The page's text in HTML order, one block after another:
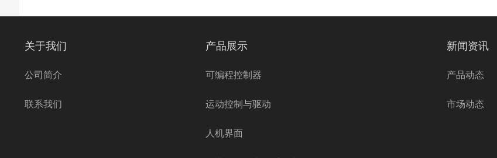
关于我们
公司简介
联系我们
产品展示
可编程控制器
运动控制与驱动
人机界面
新闻资讯
产品动态
市场动态